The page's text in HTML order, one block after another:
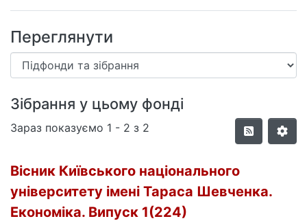
Переглянути
Зібрання у цьому фонді
Зараз показуємо 1 - 2 з 2
Вісник Київського національного
університету імені Тараса Шевченка.
Економіка. Випуск 1(224)